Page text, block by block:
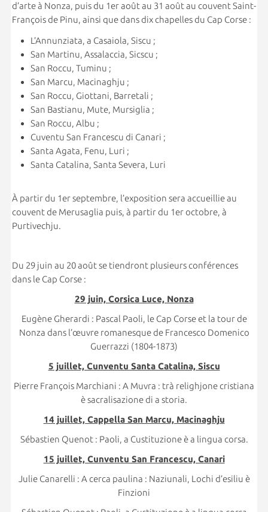
d’arte à Nonza, puis du 1er août au 31 août au couvent Saint-
François de Pinu, ainsi que dans dix chapelles du Cap Corse :
L’Annunziata, a Casaiola, Siscu ;
San Martinu, Assalaccia, Sicscu ;
San Roccu, Tuminu ;
San Marcu, Macinaghju ;
San Roccu, Giottani, Barretali ;
San Bastianu, Mute, Mursiglia ;
San Roccu, Albu ;
Cuventu San Francescu di Canari ;
Santa Agata, Fenu, Luri ;
Santa Catalina, Santa Severa, Luri
À partir du 1er septembre, l’exposition sera accueillie au
couvent de Merusaglia puis, à partir du 1er octobre, à
Purtivechju.
Du 29 juin au 20 août se tiendront plusieurs conférences
dans le Cap Corse :
29 juin, Corsica Luce, Nonza
Eugène Gherardi : Pascal Paoli, le Cap Corse et la tour de
Nonza dans l’œuvre romanesque de Francesco Domenico
Guerrazzi (1804-1873)
5 juillet, Cunventu Santa Catalina, Siscu
Pierre François Marchiani : A Muvra : trà relighjone cristiana
è sacralisazione di a storia.
14 juillet, Cappella San Marcu, Macinaghju
Sébastien Quenot : Paoli, a Custituzione è a lingua corsa.
15 juillet, Cunventu San Francescu, Canari
Julie Canarelli : A cerca paulina : Naziunali, Lochi d’esiliu è
Finzioni